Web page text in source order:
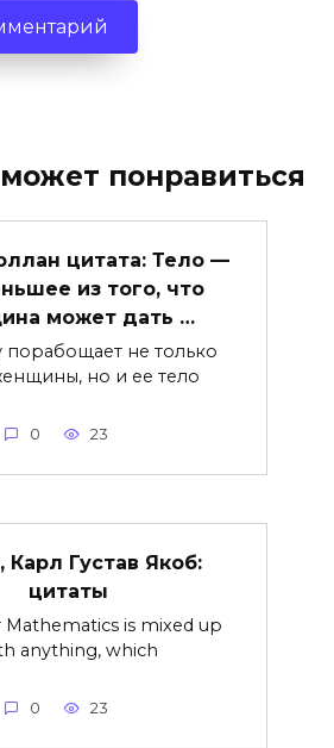
понравиться
цитата: Тело —
из того, что
может дать …
не только
но и ее тело
0 23
Карл Густав Якоб:
цитаты
is mixed up
anything, which
0 23